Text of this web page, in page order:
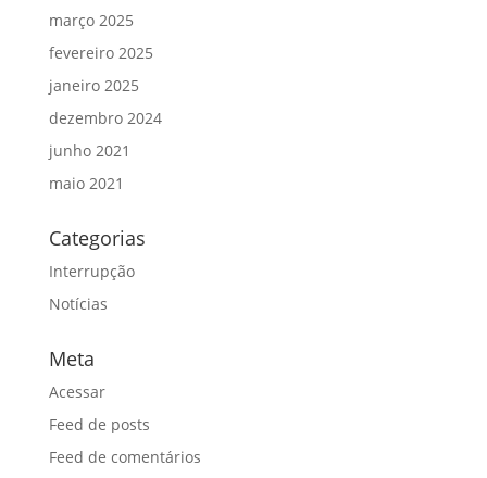
março 2025
fevereiro 2025
janeiro 2025
dezembro 2024
junho 2021
maio 2021
Categorias
Interrupção
Notícias
Meta
Acessar
Feed de posts
Feed de comentários